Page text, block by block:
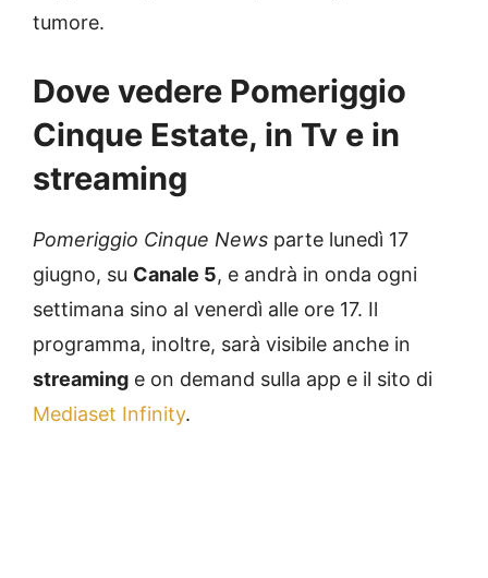
tumore.
Dove vedere Pomeriggio
Cinque Estate, in Tv e in
streaming
Pomeriggio Cinque News parte lunedì 17
giugno, su Canale 5, e andrà in onda ogni
settimana sino al venerdì alle ore 17. Il
programma, inoltre, sarà visibile anche in
streaming e on demand sulla app e il sito di
Mediaset Infinity.